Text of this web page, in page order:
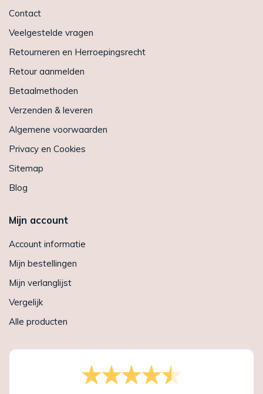
Contact
Veelgestelde vragen
Retourneren en Herroepingsrecht
Retour aanmelden
Betaalmethoden
Verzenden & leveren
Algemene voorwaarden
Privacy en Cookies
Sitemap
Blog
Mijn account
Account informatie
Mijn bestellingen
Mijn verlanglijst
Vergelijk
Alle producten